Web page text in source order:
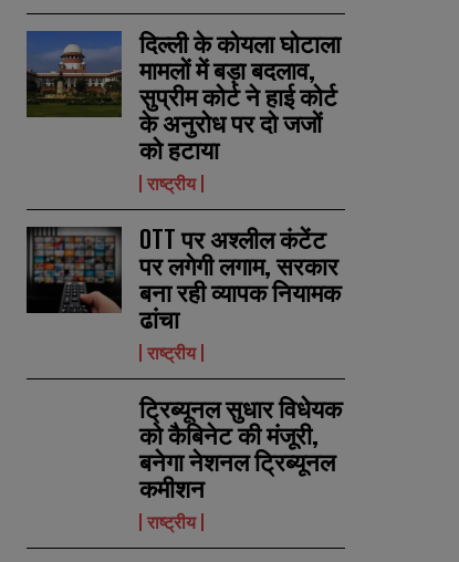
दिल्ली के कोयला घोटाला
मामलों में बड़ा बदलाव,
सुप्रीम कोर्ट ने हाई कोर्ट
के अनुरोध पर दो जजों
को हटाया
राष्ट्रीय
OTT पर अश्लील कंटेंट
पर लगेगी लगाम, सरकार
बना रही व्यापक नियामक
ढांचा
राष्ट्रीय
ट्रिब्यूनल सुधार विधेयक
को कैबिनेट की मंजूरी,
बनेगा नेशनल ट्रिब्यूनल
कमीशन
राष्ट्रीय